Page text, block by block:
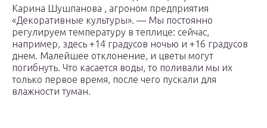
Карина Шушпанова , агроном предприятия
«Декоративные культуры». — Мы постоянно
регулируем температуру в теплице: сейчас,
например, здесь +14 градусов ночью и +16 градусов
днем. Малейшее отклонение, и цветы могут
погибнуть. Что касается воды, то поливали мы их
только первое время, после чего пускали для
влажности туман.